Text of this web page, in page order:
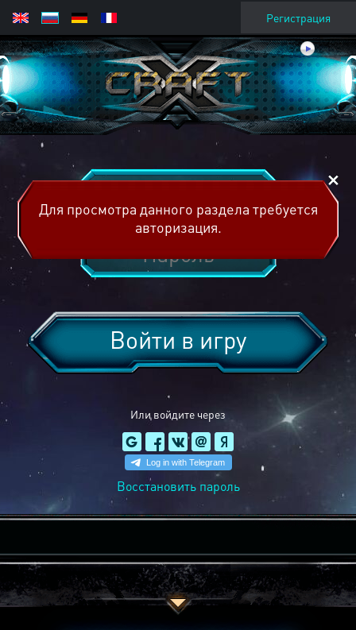
Регистрация
Или войдите через
Войти в игру
Восстановить пароль
Для просмотра данного раздела требуется
авторизация.